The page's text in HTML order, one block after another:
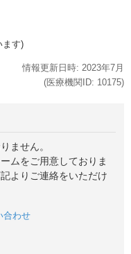
ます)
情報更新日時: 2023年7月
(医療機関ID: 10175)
ません。
ムをご用意しておりま
よりご連絡をいただけ
合わせ